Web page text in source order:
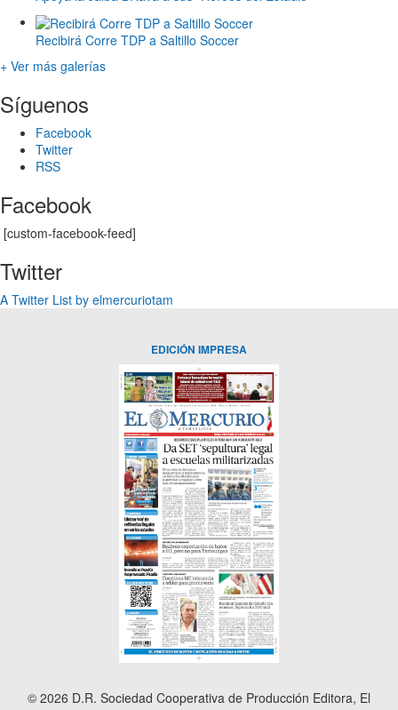
Recibirá Corre TDP a Saltillo Soccer
+ Ver más galerías
Síguenos
Facebook
Twitter
RSS
Facebook
[custom-facebook-feed]
Twitter
A Twitter List by elmercuriotam
EDICIÓN IMPRESA
© 2026 D.R. Sociedad Cooperativa de Producción Editora, El